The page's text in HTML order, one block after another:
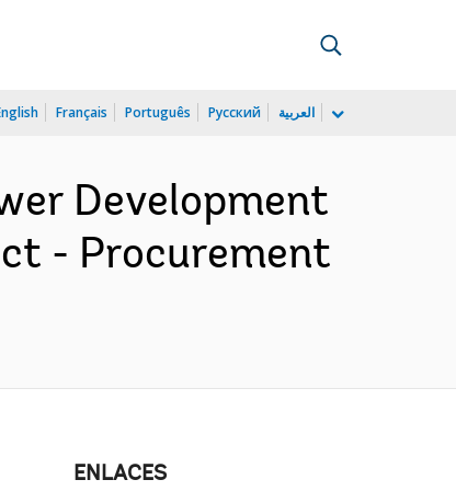
Français Português Русский العربية
Development
- Procurement
ENLACES